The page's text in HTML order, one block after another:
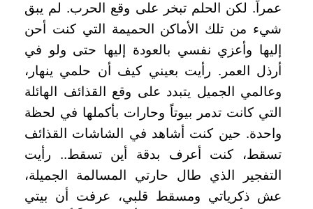
عمراً. لكن الحلم تبخر على وقع الحرب. لم يبق
شيء من تلك الأماكن الحميمة التي كنت أحن
إليها وأعزي نفسي بالعودة إليها حتى ولو في
أرذل العمر. رأيت بعيني كيف أن حلمي ينهار،
وعالمي الجميل يتبدد على وقع القذائف الهائلة
التي كانت تدمر بيوتاً وحارات بأكملها في لحظة
واحدة. حين كنت أشاهد في الشاشات القذائف
تسقط، كنت أعرف بدقة أين تسقط.. رأيت
التفجير الذي طال حارتي المسالمة الجميلة،
عش ذكرياتي ومسقط قلبي، عرفت أن بيتي